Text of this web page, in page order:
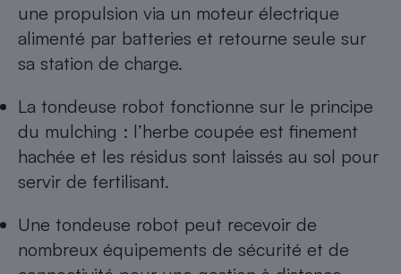
une propulsion via un moteur électrique
alimenté par batteries et retourne seule sur
sa station de charge.
La tondeuse robot fonctionne sur le principe
du mulching : l’herbe coupée est finement
hachée et les résidus sont laissés au sol pour
servir de fertilisant.
Une tondeuse robot peut recevoir de
nombreux équipements de sécurité et de
Robot ménager